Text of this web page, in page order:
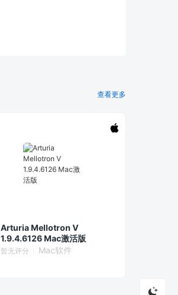
查看更多
Arturia Mellotron V
1.9.4.6126 Mac激活版
暂无评分 Mac软件